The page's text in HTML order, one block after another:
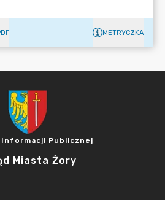
METRYCZKA
Publicznej
Miasta Żory